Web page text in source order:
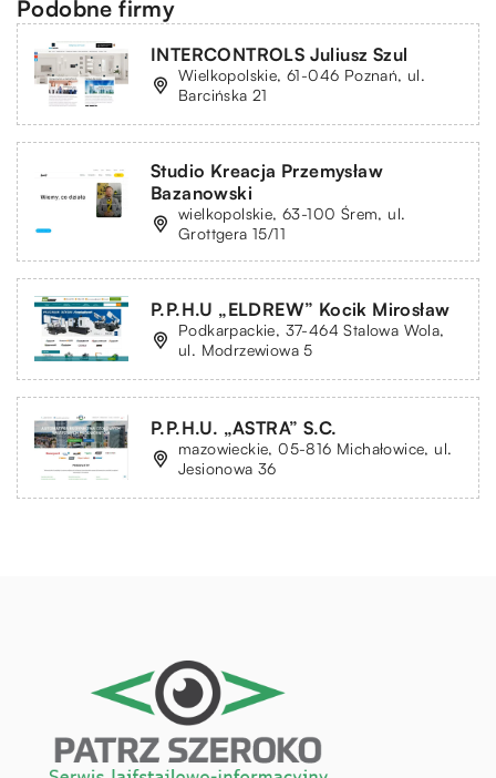
Podobne firmy
INTERCONTROLS Juliusz Szul
Wielkopolskie, 61-046 Poznań, ul.
Barcińska 21
Studio Kreacja Przemysław
Bazanowski
wielkopolskie, 63-100 Śrem, ul.
Grottgera 15/11
P.P.H.U „ELDREW” Kocik Mirosław
Podkarpackie, 37-464 Stalowa Wola,
ul. Modrzewiowa 5
P.P.H.U. „ASTRA” S.C.
mazowieckie, 05-816 Michałowice, ul.
Jesionowa 36